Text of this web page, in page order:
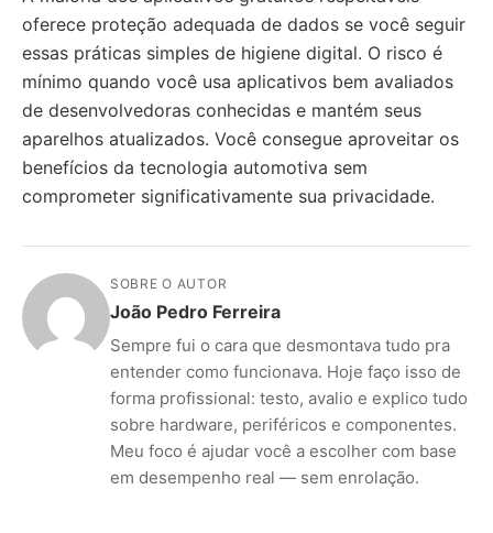
oferece proteção adequada de dados se você seguir
essas práticas simples de higiene digital. O risco é
mínimo quando você usa aplicativos bem avaliados
de desenvolvedoras conhecidas e mantém seus
aparelhos atualizados. Você consegue aproveitar os
benefícios da tecnologia automotiva sem
comprometer significativamente sua privacidade.
SOBRE O AUTOR
João Pedro Ferreira
Sempre fui o cara que desmontava tudo pra
entender como funcionava. Hoje faço isso de
forma profissional: testo, avalio e explico tudo
sobre hardware, periféricos e componentes.
Meu foco é ajudar você a escolher com base
em desempenho real — sem enrolação.